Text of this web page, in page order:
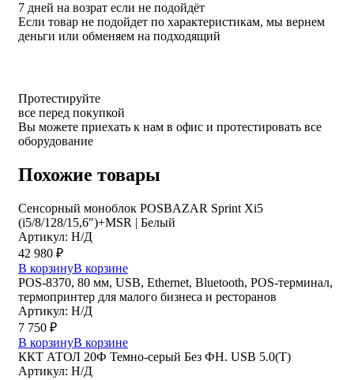
7 дней на возрат если не подойдёт
Если товар не подойдет по характеристикам, мы вернем
деньги или обменяем на подходящий
Протестируйте
все перед покупкой
Вы можете приехать к нам в офис и протестировать все
оборудование
Похожие товары
Сенсорный моноблок POSBAZAR Sprint Хi5
(i5/8/128/15,6″)+MSR | Белый
Артикул: Н/Д
42 980 ₽
В корзинуВ корзине
POS-8370, 80 мм, USB, Ethernet, Bluetooth, POS-терминал,
термопринтер для малого бизнеса и ресторанов
Артикул: Н/Д
7 750 ₽
В корзинуВ корзине
ККТ АТОЛ 20Ф Темно-серый Без ФН. USB 5.0(Т)
Артикул: Н/Д